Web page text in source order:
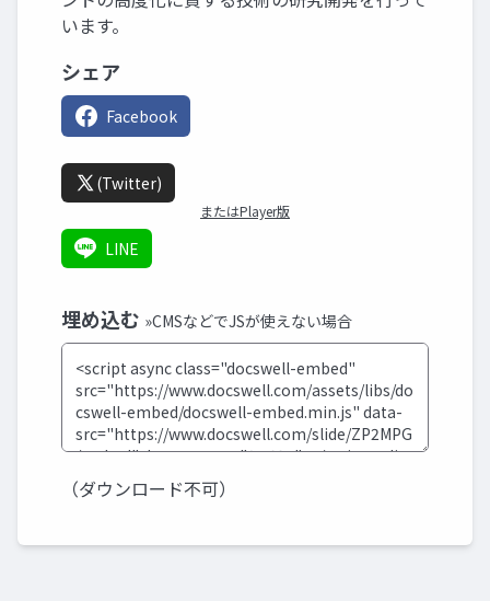
います。
シェア
Facebook
(Twitter)
またはPlayer版
LINE
埋め込む »CMSなどでJSが使えない場合
（ダウンロード不可）